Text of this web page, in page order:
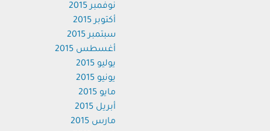
نوفمبر 2015
أكتوبر 2015
سبتمبر 2015
أغسطس 2015
يوليو 2015
يونيو 2015
مايو 2015
أبريل 2015
مارس 2015